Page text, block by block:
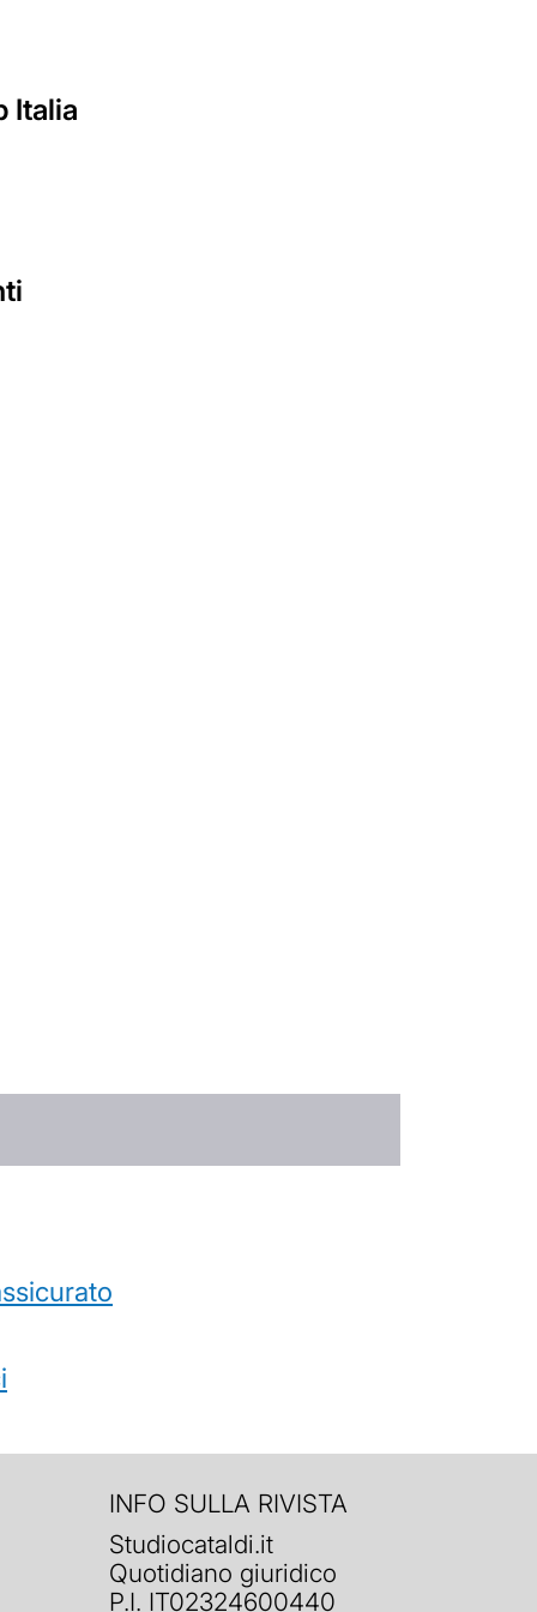
Italia
INFO SULLA RIVISTA
Studiocataldi.it
Quotidiano giuridico
P.I. IT02324600440